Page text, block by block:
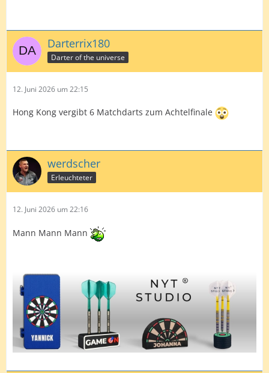
Darterrix180
Darter of the universe
12. Juni 2026 um 22:15
Hong Kong vergibt 6 Matchdarts zum Achtelfinale
werdscher
Erleuchteter
12. Juni 2026 um 22:16
Mann Mann Mann